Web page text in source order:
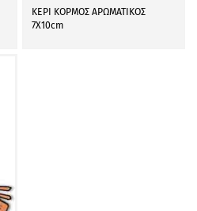
ΚΕΡΙ ΚΟΡΜΟΣ ΑΡΩΜΑΤΙΚΟΣ
7Χ10cm